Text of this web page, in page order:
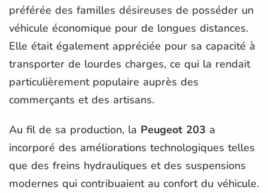
préférée des familles désireuses de posséder un
véhicule économique pour de longues distances.
Elle était également appréciée pour sa capacité à
transporter de lourdes charges, ce qui la rendait
particulièrement populaire auprès des
commerçants et des artisans.
Au fil de sa production, la Peugeot 203 a
incorporé des améliorations technologiques telles
que des freins hydrauliques et des suspensions
modernes qui contribuaient au confort du véhicule.